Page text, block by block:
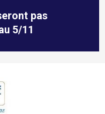
pas
5/11